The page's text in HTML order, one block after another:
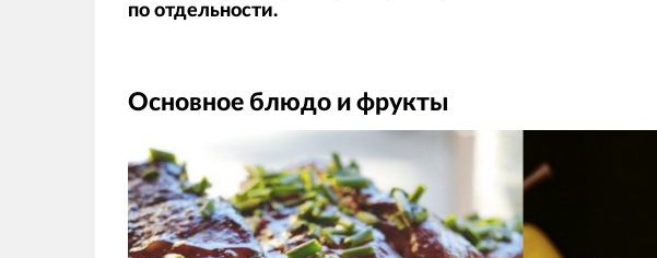
по отдельности.
Основное блюдо и фрукты